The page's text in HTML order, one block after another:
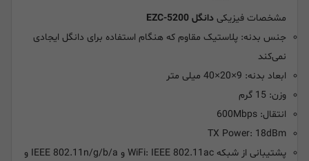
مشخصات فیزیکی دانگل EZC-5200
جنس بدنه: پلاستیک مقاوم که هنگام استفاده برای دانگل ایجادی
نمی‌کند
ابعاد بدنه: 9×20×40 میلی متر
وزن: 15 گرم
انتقال: 600Mbps
TX Power: 18dBm
پشتیبانی از شبکه WiFi: IEEE 802.11ac و IEEE 802.11n/g/b/a و